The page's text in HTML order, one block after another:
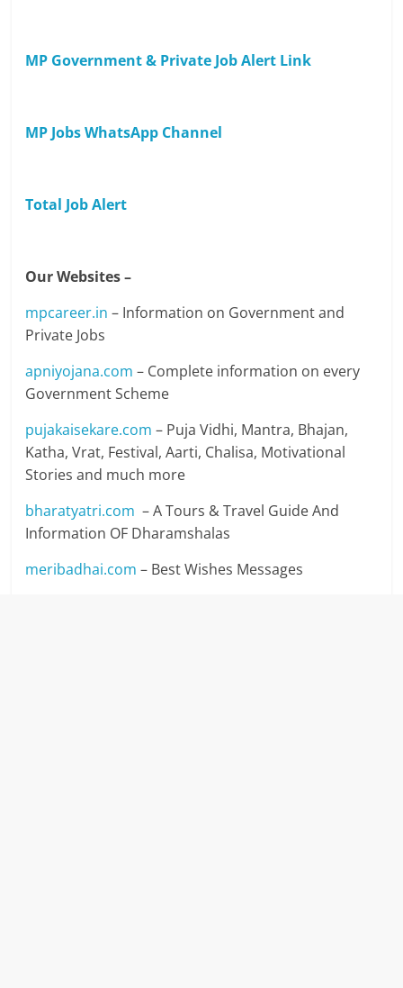
MP Government & Private Job Alert Link
MP Jobs WhatsApp Channel
Total Job Alert
Our Websites –
mpcareer.in – Information on Government and
Private Jobs
apniyojana.com – Complete information on every
Government Scheme
pujakaisekare.com – Puja Vidhi, Mantra, Bhajan,
Katha, Vrat, Festival, Aarti, Chalisa, Motivational
Stories and much more
bharatyatri.com – A Tours & Travel Guide And
Information OF Dharamshalas
meribadhai.com – Best Wishes Messages